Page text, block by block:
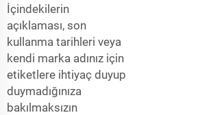
İçindekilerin
açıklaması, son
kullanma tarihleri veya
kendi marka adınız için
etiketlere ihtiyaç duyup
duymadığınıza
bakılmaksızın